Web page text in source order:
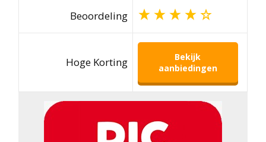
Beoordeling
Hoge Korting
Bekijk
aanbiedingen